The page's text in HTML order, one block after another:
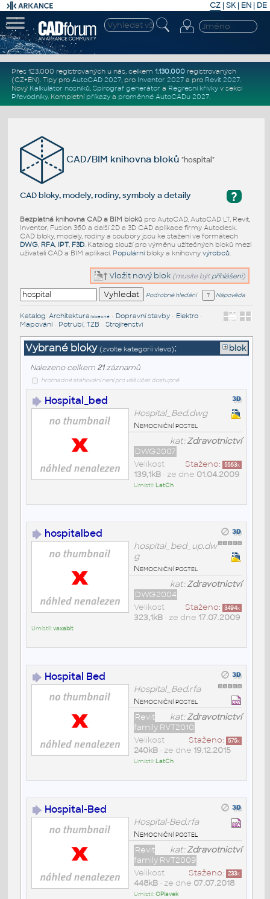
CZ | SK| EN | DE
Přes 123.000 registrovaných u nás, celkem 1.130.000registrovaných
(CZ+EN). Tipy pro AutoCAD 2027, pro Inventor 2027a pro Revit 2027.
Nový Kalkulátor nosníků, Spirograf generátor a Regresní křivkyv sekci
Převodníky. Kompletní příkazya proměnné AutoCADu 2027.
CAD/BIM knihovna bloků"hospital"
?
CAD bloky, modely, rodiny, symboly a detaily
Bezplatná knihovna CAD a BIM blokůpro AutoCAD, AutoCAD LT, Revit,
Inventor, Fusion 360 a další 2D a 3D CAD aplikace firmy Autodesk.
CAD bloky, modely, rodiny a soubory jsou ke stažení ve formátech
DWG, RFA, IPT, F3D. Katalog slouží pro výměnu užitečných bloků mezi
uživateli CAD a BIM aplikací. Populárníbloky a knihovny výrobců.
Vložit nový blok (musíte být přihlášeni)
Podrobné hledání Nápověda
Katalog: Architektura/obecné• Dopravní stavby• Elektro•
Mapování• Potrubí, TZB • Strojírenství
Vybrané bloky (zvolte kategorii vlevo): blok
Nalezeno celkem 21záznamů
hromadné stahování není pro váš účet dostupné
Hospital_bed
Hospital_Bed.dwg
Nemocniční postel
kat:Zdravotnictví
DWG2007
Staženo: 5563x
Velikost
139,1kB• ze dne 01.04.2009
Umístil: LatCh
hospitalbed
hospital_bed_up.dw
g
Nemocniční postel
kat:Zdravotnictví
DWG2004
Staženo: 3494x
Velikost
323,1kB• ze dne 17.07.2009
Umístil:vaxabit
Hospital Bed
Hospital_Bed.rfa
Nemocniční postel
kat:Zdravotnictví
Revit
family RVT2010
Staženo: 575x
Velikost
240kB• ze dne 19.12.2015
Umístil: LatCh
Hospital-Bed
Hospital-Bed.rfa
Nemocniční postel
kat:Zdravotnictví
Revit
family RVT2009
Staženo: 233x
Velikost
448kB• ze dne 07.07.2018
Umístil:OPlavek